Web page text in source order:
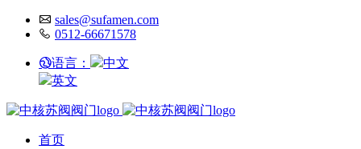
sales@sufamen.com
0512-66671578
语言：
中文
英文
首页